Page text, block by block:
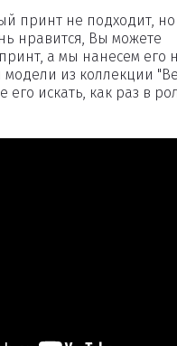
принт не подходит, но
нравится, Вы можете
а мы нанесем его
из коллекции
его искать, как раз в